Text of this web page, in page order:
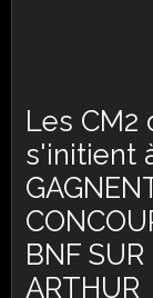
Les CM2
s'initient
BNF
ARTHUR